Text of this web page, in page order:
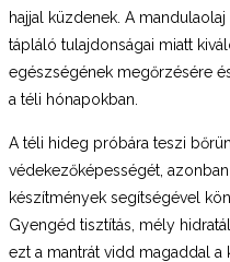
hajjal küzdenek. A
tápláló tulajdonságai miatt
egészségének megőrzésére
a téli hónapokban.
A téli hideg próbára teszi
védekezőképességét,
készítmények segítségével
Gyengéd tisztítás, mély
ezt a mantrát vidd magaddal a